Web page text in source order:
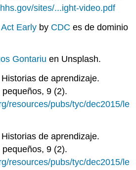
sites/...ight-video.pdf
Early by CDC es de dominio
Gontariu en Unsplash.
de aprendizaje.
pequeños, 9 (2).
resources/pubs/tyc/dec2015/le
de aprendizaje.
pequeños, 9 (2).
resources/pubs/tyc/dec2015/le